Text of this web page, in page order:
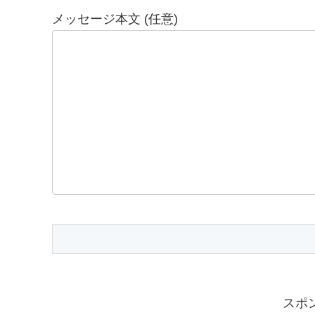
メッセージ本文 (任意)
スポ